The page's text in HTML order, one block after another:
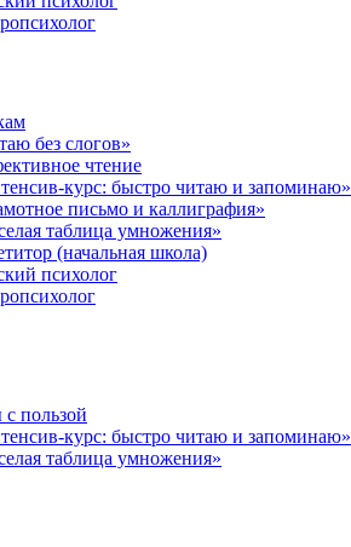
без слогов»
чтение
курс: быстро читаю и запоминаю»
письмо и каллиграфия»
таблица умножения»
(начальная школа)
психолог
пользой
курс: быстро читаю и запоминаю»
таблица умножения»